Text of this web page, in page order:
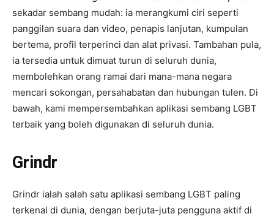
sekadar sembang mudah: ia merangkumi ciri seperti
panggilan suara dan video, penapis lanjutan, kumpulan
bertema, profil terperinci dan alat privasi. Tambahan pula,
ia tersedia untuk dimuat turun di seluruh dunia,
membolehkan orang ramai dari mana-mana negara
mencari sokongan, persahabatan dan hubungan tulen. Di
bawah, kami mempersembahkan aplikasi sembang LGBT
terbaik yang boleh digunakan di seluruh dunia.
Grindr
Grindr ialah salah satu aplikasi sembang LGBT paling
terkenal di dunia, dengan berjuta-juta pengguna aktif di